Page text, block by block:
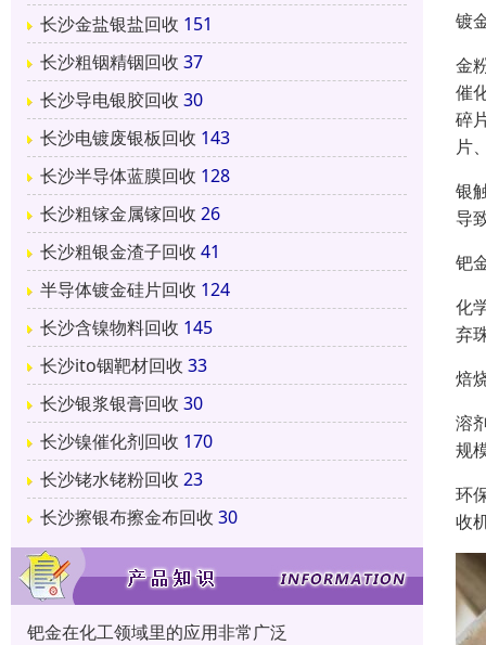
长沙金盐银盐回收 151
长沙粗铟精铟回收 37
长沙导电银胶回收 30
长沙电镀废银板回收 143
长沙半导体蓝膜回收 128
长沙粗镓金属镓回收 26
长沙粗银金渣子回收 41
半导体镀金硅片回收 124
长沙含镍物料回收 145
长沙ito铟靶材回收 33
长沙银浆银膏回收 30
长沙镍催化剂回收 170
长沙铑水铑粉回收 23
长沙擦银布擦金布回收 30
钯金在化工领域里的应用非常广泛
镀
金
催
碎
片
银
导
钯
化
弃
焙
溶
规
环
收